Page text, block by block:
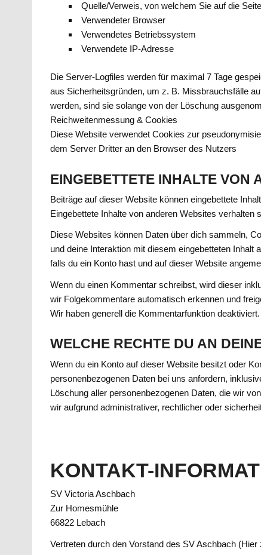
Quelle/Verweis, von welchem Sie auf die
Verwendeter Browser
Verwendetes Betriebssystem
Verwendete IP-Adresse
Die Server-Logfiles werden für maximal 7 Tage
aus Sicherheitsgründen, um z. B. Missbrauchsfälle
werden, sind sie solange von der Löschung
Reichweitenmessung & Cookies
Diese Website verwendet Cookies zur
dem Server Dritter an den Browser des Nutzers
EINGEBETTETE INHALTE VON
Beiträge auf dieser Website können eingebettete
Eingebettete Inhalte von anderen Websites
Diese Websites können Daten über dich sammeln,
und deine Interaktion mit diesem eingebetteten Inhalt
falls du ein Konto hast und auf dieser Website
Wenn du einen Kommentar schreibst, wird dieser
wir Folgekommentare automatisch erkennen und
Wir haben generell die Kommentarfunktion deaktiviert.
WELCHE RECHTE DU AN
Wenn du ein Konto auf dieser Website besitzt oder
personenbezogenen Daten bei uns anfordern,
Löschung aller personenbezogenen Daten, die wir
wir aufgrund administrativer, rechtlicher oder
KONTAKT-
SV Victoria Aschbach
Zur Homesmühle
66822 Lebach
Vertreten durch den Vorstand des SV Aschbach